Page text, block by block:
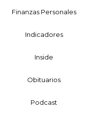
Finanzas Personales
Indicadores
Inside
Obituarios
Podcast